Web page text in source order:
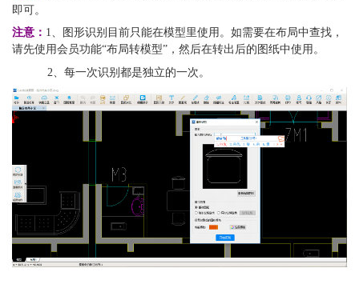
即可。
注意： 1、图形识别目前只能在模型里使用。如需要在布局中查找，
请先使用会员功能“布局转模型”，然后在转出后的图纸中使用。
           2、每一次识别都是独立的一次。